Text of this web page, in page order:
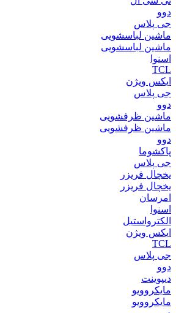
دوو
جی پلاس
ماشین لباسشویی
ماشین لباسشویی
اسنوا
TCL
ایکس ویژن
جی پلاس
دوو
ماشین ظرفشویی
ماشین ظرفشویی
دوو
پاکشوما
جی پلاس
یخچال فریزر
یخچال فریزر
امرسان
اسنوا
الکترواستیل
ایکس ویژن
TCL
جی پلاس
دوو
دیپوینت
مایکروویو
مایکروویو